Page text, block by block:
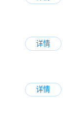
详情
详情